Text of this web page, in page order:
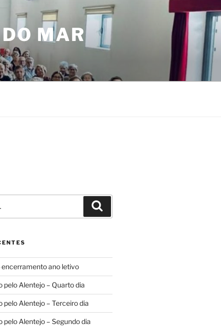
MAR
ano letivo
pelo Alentejo – Quarto dia
pelo Alentejo – Terceiro dia
pelo Alentejo – Segundo dia